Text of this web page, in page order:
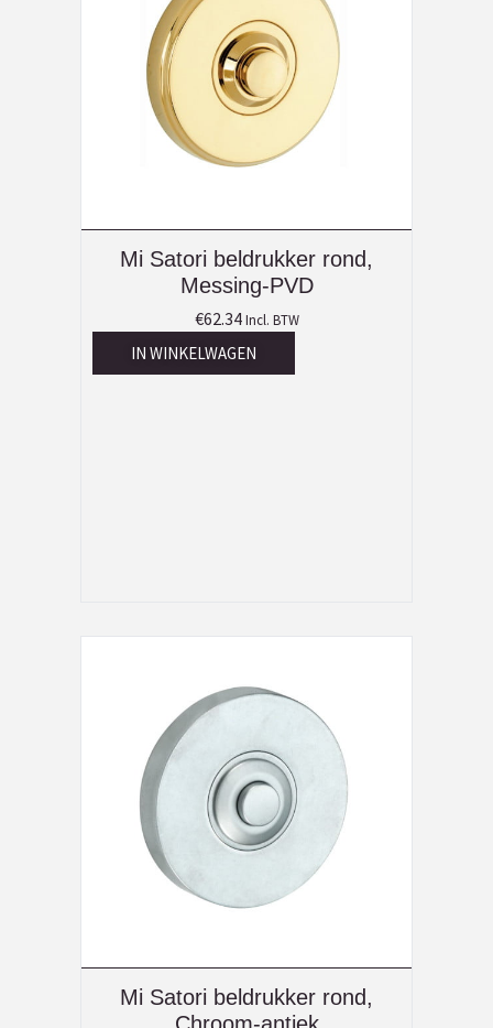
Mi Satori beldrukker rond,
Messing-PVD
€62.34 Incl. BTW
IN WINKELWAGEN
Mi Satori beldrukker rond,